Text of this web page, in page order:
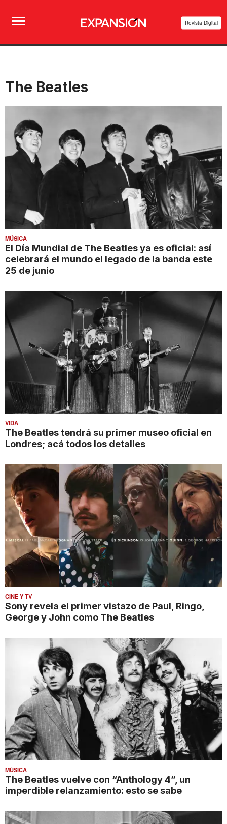
Revista Digital
The Beatles
MÚSICA
El Día Mundial de The Beatles ya es oficial: así
celebrará el mundo el legado de la banda este
25 de junio
VIDA
The Beatles tendrá su primer museo oficial en
Londres; acá todos los detalles
CINE Y TV
Sony revela el primer vistazo de Paul, Ringo,
George y John como The Beatles
MÚSICA
The Beatles vuelve con “Anthology 4”, un
imperdible relanzamiento: esto se sabe